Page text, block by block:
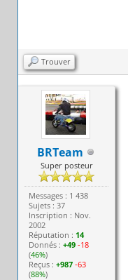
Trouver
BRTeam
Super posteur
Messages : 1 438
Sujets : 37
Inscription : Nov.
2002
Réputation : 14
Donnés :+49 -18
(46%)
Reçus :+987 -63
(88%)